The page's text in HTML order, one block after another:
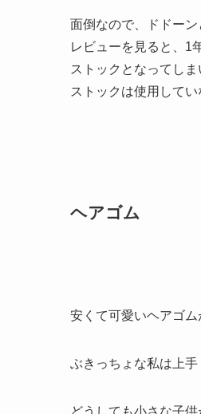
面倒なので、ドドーン
レビューを見ると、1
ストックとなってし
ストックは使用して
ヘアゴム
安くて可愛いヘアゴム
ぶきっちょな私は上